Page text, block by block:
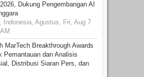
Dukung Pengembangan AI
Indonesia, Agustus, Fri, Aug 7
MarTech Breakthrough Awards
Pemantauan dan Analisis
Distribusi Siaran Pers, dan